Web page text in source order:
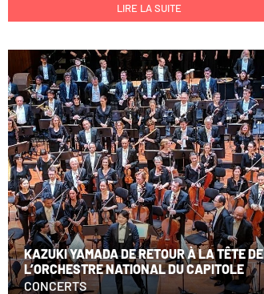
LIRE LA SUITE
KAZUKI YAMADA DE RETOUR À LA TÊTE DE
L’ORCHESTRE NATIONAL DU CAPITOLE
CONCERTS